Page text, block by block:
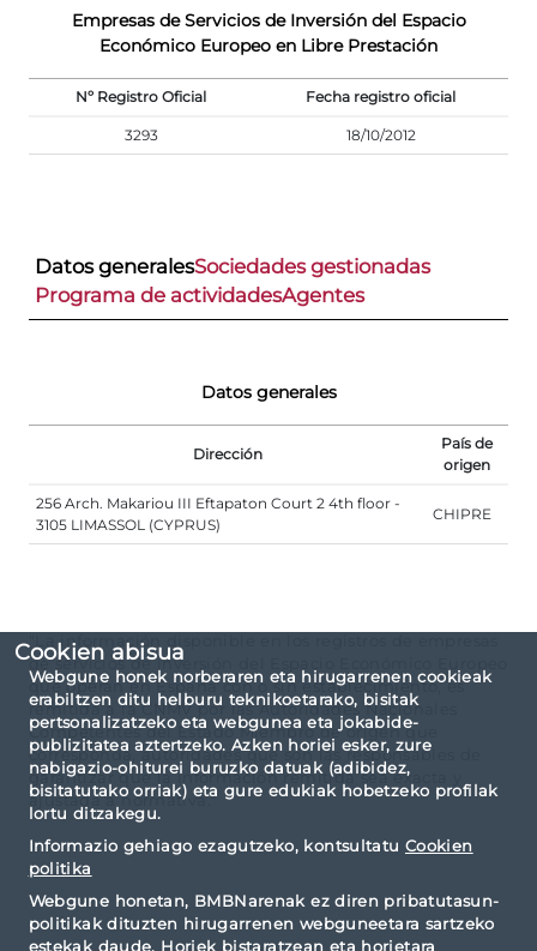
Cookien abisua
Webgune honek norberaren eta hirugarrenen cookieak
erabiltzen ditu helburu teknikoetarako, bisitak
pertsonalizatzeko eta webgunea eta jokabide-
publizitatea aztertzeko. Azken horiei esker, zure
nabigazio-ohiturei buruzko datuak (adibidez,
bisitatutako orriak) eta gure edukiak hobetzeko profilak
lortu ditzakegu.
Informazio gehiago ezagutzeko, kontsultatu Cookien
politika
Webgune honetan, BMBNarenak ez diren pribatutasun-
politikak dituzten hirugarrenen webguneetara sartzeko
estekak daude. Horiek bistaratzean eta horietara
Empresas de Servicios de Inversión del Espacio
Económico Europeo en Libre Prestación
Nº Registro Oficial Fecha registro oficial
3293 18/10/2012
Datos generalesSociedades gestionadas
Programa de actividadesAgentes
Datos generales
Dirección
País de
origen
256 Arch. Makariou III Eftapaton Court 2 4th floor -
3105 LIMASSOL (CYPRUS)
CHIPRE
"La información disponible en los registros de empresas
de servicios de inversión del Espacio Económico Europeo
que operan en España con o sin establecimiento, es
remitida a la CNMV por las Autoridades Nacionales
Competentes del Estado Miembro de origen que
corresponda, autoridades que son las responsables de
garantizar que la información remitida sea exacta y
ajustada a normativa."